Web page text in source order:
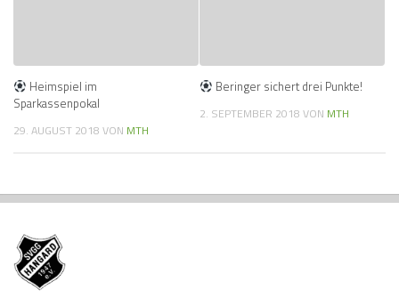
Heimspiel im
Sparkassenpokal
29. AUGUST 2018 VON MTH
Beringer sichert drei Punkte!
2. SEPTEMBER 2018 VON MTH